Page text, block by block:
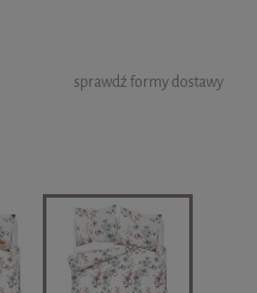
kosztów płatności
sprawdź formy dostawy